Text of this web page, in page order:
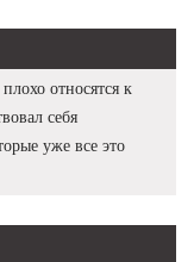
относятся к
себя
уже все это